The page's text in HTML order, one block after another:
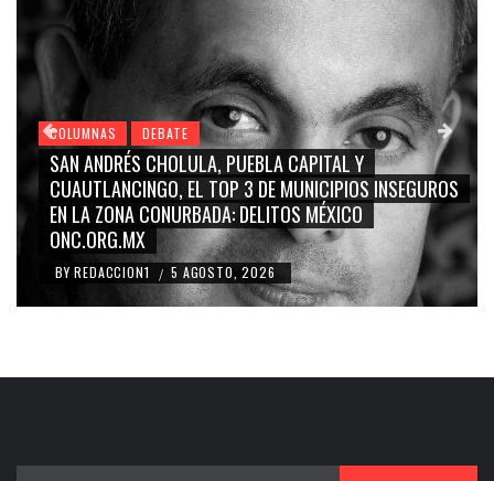
COLUMNAS DEBATE
SAN ANDRÉS CHOLULA, PUEBLA CAPITAL Y
CUAUTLANCINGO, EL TOP 3 DE MUNICIPIOS INSEGUROS
EN LA ZONA CONURBADA: DELITOS MÉXICO
ONC.ORG.MX
REDACCION1 / 5 AGOSTO, 2026 BY